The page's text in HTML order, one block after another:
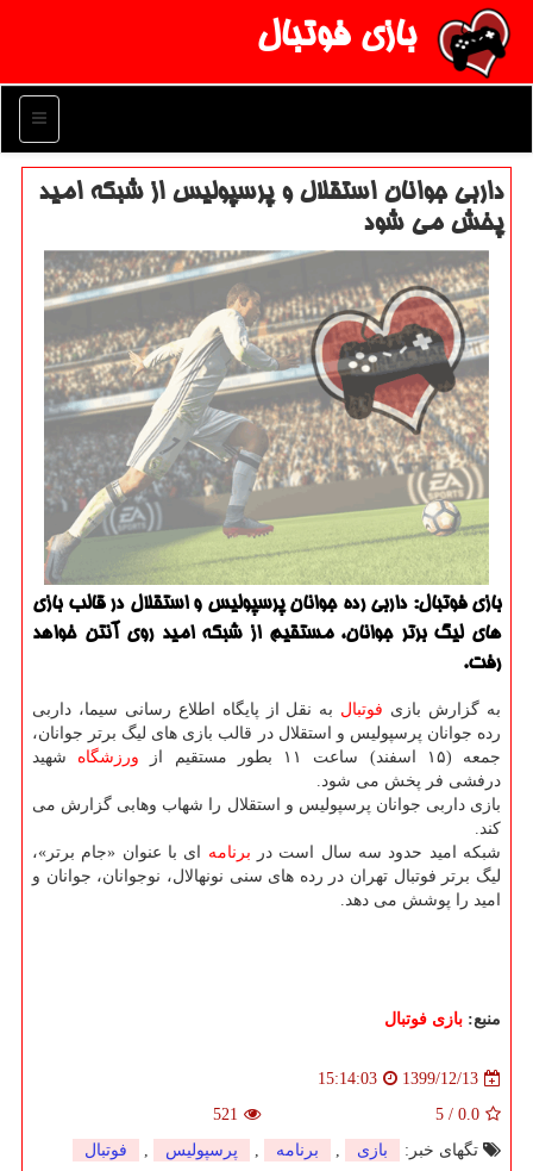
بازی فوتبال
منو
داربی جوانان استقلال و پرسپولیس از شبكه امید
پخش می شود
بازی فوتبال: داربی رده جوانان پرسپولیس و استقلال در قالب بازی
های لیگ برتر جوانان، مستقیم از شبکه امید روی آنتن خواهد
رفت.
به گزارش بازی فوتبال به نقل از پایگاه اطلاع رسانی سیما، داربی
رده جوانان پرسپولیس و استقلال در قالب بازی های لیگ برتر جوانان،
جمعه (۱۵ اسفند) ساعت ۱۱ بطور مستقیم از
ورزشگاه شهید
درفشی فر پخش می شود.
بازی داربی جوانان پرسپولیس و استقلال را شهاب وهابی گزارش می
کند.
شبکه امید حدود سه سال است در برنامه ای با عنوان «جام برتر»،
لیگ برتر فوتبال تهران در رده های سنی نونهالال، نوجوانان، جوانان و
امید را پوشش می دهد.
منبع: بازی فوتبال
1399/12/13
15:14:03
0.0
/
5
521
تگهای خبر:
بازی , برنامه , پرسپولیس , فوتبال